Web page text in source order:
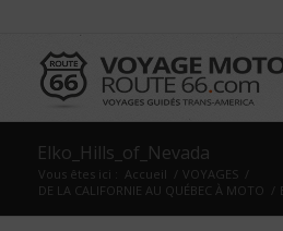
Elko_Hills_of_Nevada
Vous êtes ici : Accueil / VOYAGES /
DE LA CALIFORNIE AU QUÉBEC À MOTO /